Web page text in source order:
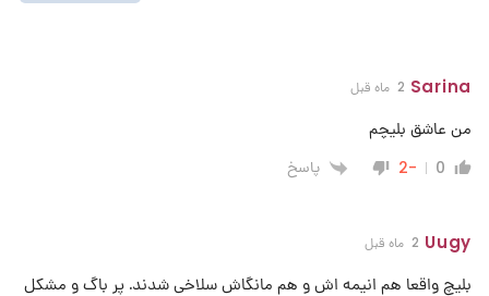
Sarina 2 ماه قبل
من عاشق بلیچم
0
-2 پاسخ
Uugy 2 ماه قبل
بلیچ واقعا هم انیمه اش و هم مانگاش سلاخی شدند. پر باگ و مشکل